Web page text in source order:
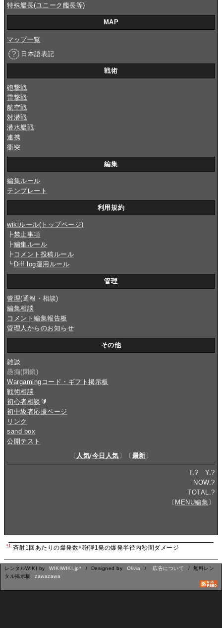
特殊艦長(ユニーク艦長等)
MAP
マップ一覧
日本語表記
戦術
砲撃戦
雷撃戦
航空戦
対潜戦
潜水艦戦
連携
衝突
編集
編集ルール
テンプレート
利用規約
wikiルール(トップページ)
┣禁止事項
┣編集ルール
┣ コメント投稿ルール
┗ Diff log運用ルール
管理
管理(通報・相談)
編集相談
コメント編集報告板
管理人からのお知らせ
その他
雑談
愚痴(閉鎖)
Wargamingコード・ギフト掲示板
戦術相談
初心者相談 🔰
初中級者応援ページ
リンク
sand box
公開テスト
〔 人気/今日人気 〕〔 最新 〕
T.? Y.?
NOW.?
TOTAL.?
〔 MENU編集 〕
*1 斉射1回あたりの爆発数×砲弾1発の爆発半径内秒間ダメージ
レンタルWIKI by WIKIWIKI.jp* / Designed by Olivia / 広告について
/ 無料レン
タル掲示板
zawazawa